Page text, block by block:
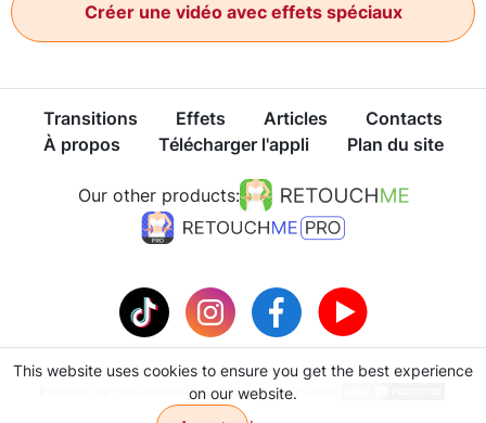
Créer une vidéo avec effets spéciaux
Transitions Effets Articles
Contacts
À propos
Télécharger l'appli Plan du site
Politique de confidentialitéConditions d'utilisation
Our other products:
This website uses cookies to ensure you get the best experience
on our website.